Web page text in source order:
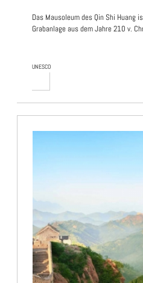
UNESCO
Das Mausoleum des Qin Shi Huang
Grabanlage aus dem Jahre 210 v.